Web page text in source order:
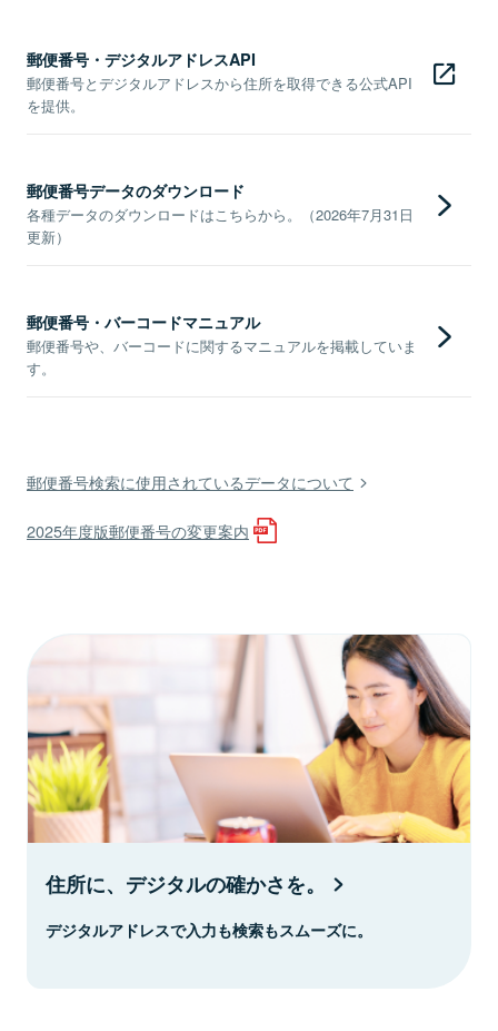
郵便番号・デジタルアドレスAPI
郵便番号とデジタルアドレスから住所を取得できる公式API
を提供。
郵便番号データのダウンロード
各種データのダウンロードはこちらから。（2026年7月31日
更新）
郵便番号・バーコードマニュアル
郵便番号や、バーコードに関するマニュアルを掲載していま
す。
郵便番号検索に使用されているデータについて
2025年度版郵便番号の変更案内
住所に、デジタルの確かさを。
デジタルアドレスで入力も検索もスムーズに。